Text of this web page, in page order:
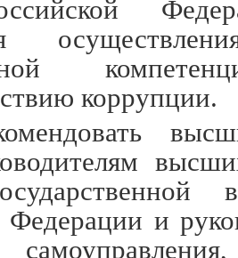
коррупции.
Федерации и